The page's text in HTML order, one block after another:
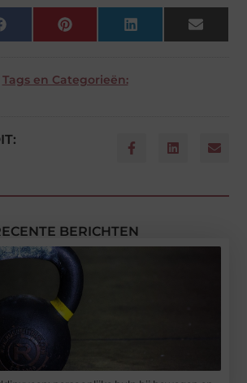
Facebook Pinterest LinkedIn Email
Tags en Categorieën:
BERICHTEN